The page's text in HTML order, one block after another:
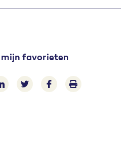
mijn favorieten
via e-mail
Delen via LinkedIn
Deel op Twitter
Deel op Facebook
Print pagina